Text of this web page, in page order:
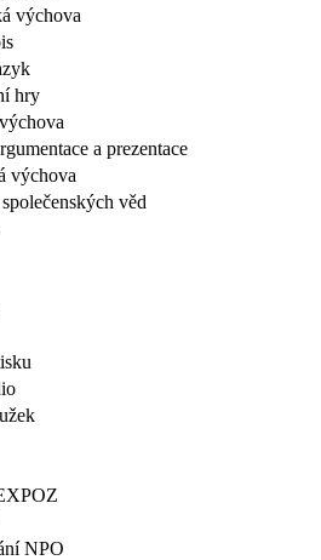
výchova
hry
a prezentace
výchova
věd
NPO